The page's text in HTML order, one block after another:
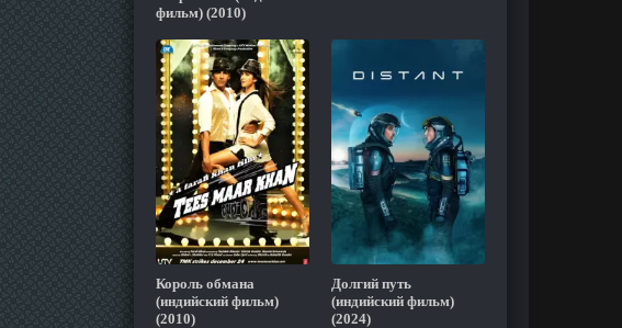
фильм) (2010)
Король обмана
(индийский фильм)
(2010)
Долгий путь
(индийский фильм)
(2024)